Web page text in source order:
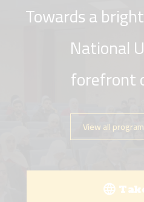
Towards a
National
forefront
View all